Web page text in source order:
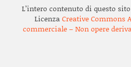
L’intero contenuto di questo
LicenzaCreative Commons
commerciale – Non opere